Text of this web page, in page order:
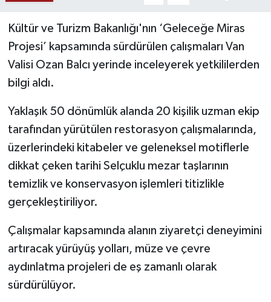
Kültür ve Turizm Bakanlığı'nın ‘Geleceğe Miras
Projesi’ kapsamında sürdürülen çalışmaları Van
Valisi Ozan Balcı yerinde inceleyerek yetkililerden
bilgi aldı.
Yaklaşık 50 dönümlük alanda 20 kişilik uzman ekip
tarafından yürütülen restorasyon çalışmalarında,
üzerlerindeki kitabeler ve geleneksel motiflerle
dikkat çeken tarihi Selçuklu mezar taşlarının
temizlik ve konservasyon işlemleri titizlikle
gerçekleştiriliyor.
Çalışmalar kapsamında alanın ziyaretçi deneyimini
artıracak yürüyüş yolları, müze ve çevre
aydınlatma projeleri de eş zamanlı olarak
sürdürülüyor.